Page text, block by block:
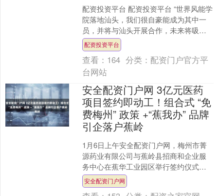
配资投资平台 配资投资平台 “世界风能学
院落地汕头，我们很自豪能成为其中一
员，并将与汕头开展合作，未来将吸引
全球更多专业人才来交流学习，助力提
升汕头在风能领域的....
配资投资平台
查看： 164 分类： 配资门户官方平
台网站
安全配资门户网 3亿元医药
项目签约即动工！组合式 “免
费梅州” 政策 +“蕉我办” 品牌
引企落户蕉岭
1月6日上午安全配资门户网，梅州市菁
源药业有限公司与蕉岭县招商和企业服
务中心在蕉华工业园区举行签约仪式，
标志着计划总投资3亿元的蕉岭县粤闽赣
医药研发生产、物流仓....
安全配资门户网